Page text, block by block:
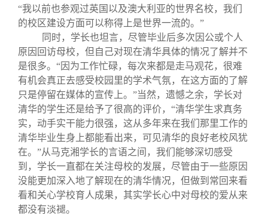
“我以前也参观过英国以及澳大利亚的世界名校，我们
的校区建设方面可以称得上是世界一流的。”
同时，学长也坦言，尽管毕业后多次因公或个人
原因回访母校，但自己对现在清华具体的情况了解并不
是很多。“因为工作忙碌，每次来都是走马观花，很难
有机会真正去感受校园里的学术气氛，在这方面的了解
只是停留在媒体的宣传上。”当然，遗憾之余，学长对
清华的学生还是给予了很高的评价，“清华学生求真务
实，动手实干能力很强，这从多年来在我们那里工作的
清华毕业生身上都能看出来，可见清华的良好老校风犹
在。”从马克湘学长的言语之间，我们能够深切感受
到，学长一直都在关注母校的发展，尽管由于一些原因
没能更加深入地了解现在的清华情况，但做到常回来看
看和关心学校育人成果，其实学长心中对母校的爱从来
都没有淡褪。